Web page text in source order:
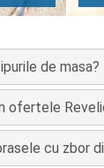
de masa?
ofertele
cu zbor